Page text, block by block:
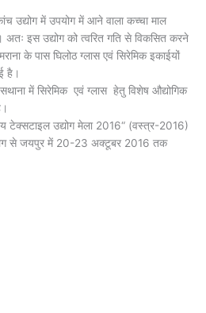
उद्योग में उपयोग में आने वाला कच्चा माल
अतः इस उद्योग को त्वरित गति से विकसित करने
के पास घिलोठ ग्लास एवं सिरेमिक इकाईयों
है।
में सिरेमिक एवं ग्लास हेतु विशेष औद्योगिक
टेक्सटाइल उद्योग मेला 2016“ (वस्त्र-2016)
से जयपुर में 20-23 अक्टूबर 2016 तक